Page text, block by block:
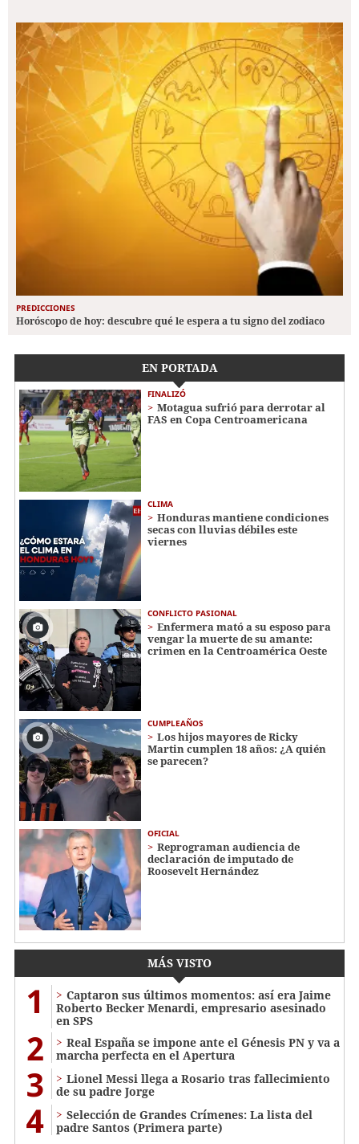
PREDICCIONES
Horóscopo de hoy: descubre qué le espera a tu signo del zodiaco
EN PORTADA
FINALIZÓ
Motagua sufrió para derrotar al
FAS en Copa Centroamericana
CLIMA
Honduras mantiene condiciones
secas con lluvias débiles este
viernes
CONFLICTO PASIONAL
Enfermera mató a su esposo para
vengar la muerte de su amante:
crimen en la Centroamérica Oeste
CUMPLEAÑOS
Los hijos mayores de Ricky
Martin cumplen 18 años: ¿A quién
se parecen?
OFICIAL
Reprograman audiencia de
declaración de imputado de
Roosevelt Hernández
MÁS VISTO
1
Captaron sus últimos momentos: así era Jaime
Roberto Becker Menardi​​​, empresario asesinado
en SPS
2
Real España se impone ante el Génesis PN y va a
marcha perfecta en el Apertura
3
Lionel Messi llega a Rosario tras fallecimiento
de su padre Jorge
4
Selección de Grandes Crímenes: La lista del
padre Santos (Primera parte)